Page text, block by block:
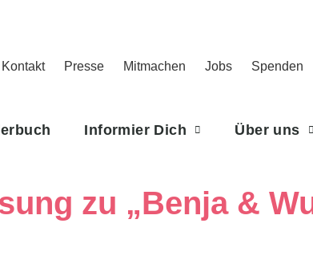
Kontakt Presse Mitmachen Jobs Spenden
Informier Dich Über uns
zu „Benja &